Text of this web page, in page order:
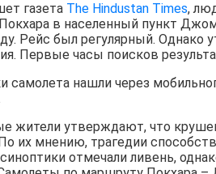
газета The Hindustan Times,
в населенный пункт
Рейс был регулярный. Однако
Первые часы поисков
самолета нашли через
жители утверждают, что
их мнению, трагедии
синоптики отмечали ливень,